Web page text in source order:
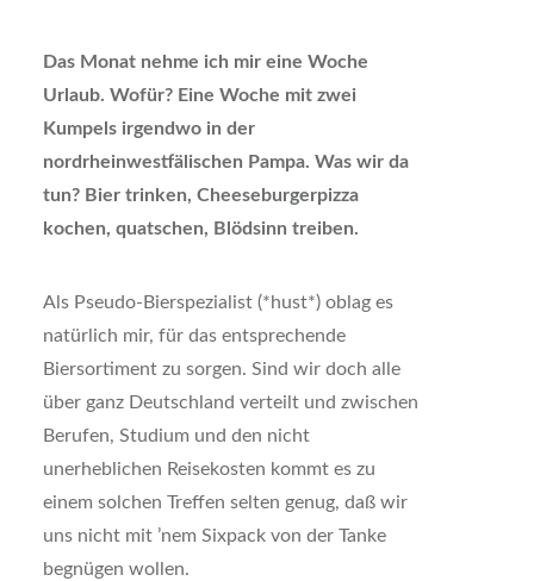
Das Monat nehme ich mir eine Woche
Urlaub. Wofür? Eine Woche mit zwei
Kumpels irgendwo in der
nordrheinwestfälischen Pampa. Was wir da
tun? Bier trinken, Cheeseburgerpizza
kochen, quatschen, Blödsinn treiben.
Als Pseudo-Bierspezialist (*hust*) oblag es
natürlich mir, für das entsprechende
Biersortiment zu sorgen. Sind wir doch alle
über ganz Deutschland verteilt und zwischen
Berufen, Studium und den nicht
unerheblichen Reisekosten kommt es zu
einem solchen Treffen selten genug, daß wir
uns nicht mit ’nem Sixpack von der Tanke
begnügen wollen.